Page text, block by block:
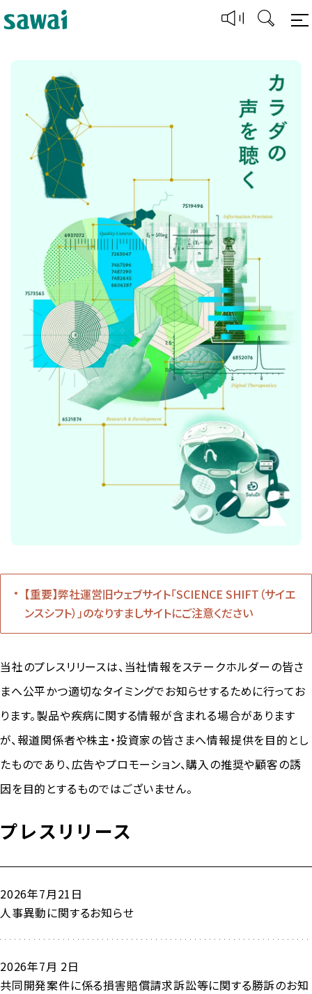
【重要】弊社運営旧ウェブサイト「SCIENCE SHIFT（サイエ
ンスシフト）」のなりすましサイトにご注意ください
当社のプレスリリースは、当社情報をステークホルダーの皆さ
まへ公平かつ適切なタイミングでお知らせするために行ってお
ります。製品や疾病に関する情報が含まれる場合があります
が、報道関係者や株主・投資家の皆さまへ情報提供を目的とし
たものであり、広告やプロモーション、購入の推奨や顧客の誘
因を目的とするものではございません。
プレスリリース
2026年7月21日
人事異動に関するお知らせ
2026年7月 2日
共同開発案件に係る損害賠償請求訴訟等に関する勝訴のお知